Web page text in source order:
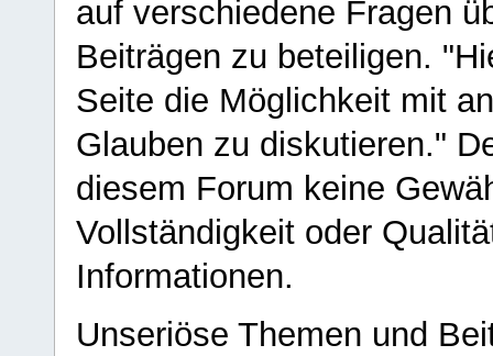
auf verschiedene Fragen
Beiträgen zu beteiligen.
Seite die Möglichkeit mit
Glauben zu diskutieren."
diesem Forum keine
Vollständigkeit oder
Informationen.
Unseriöse Themen und